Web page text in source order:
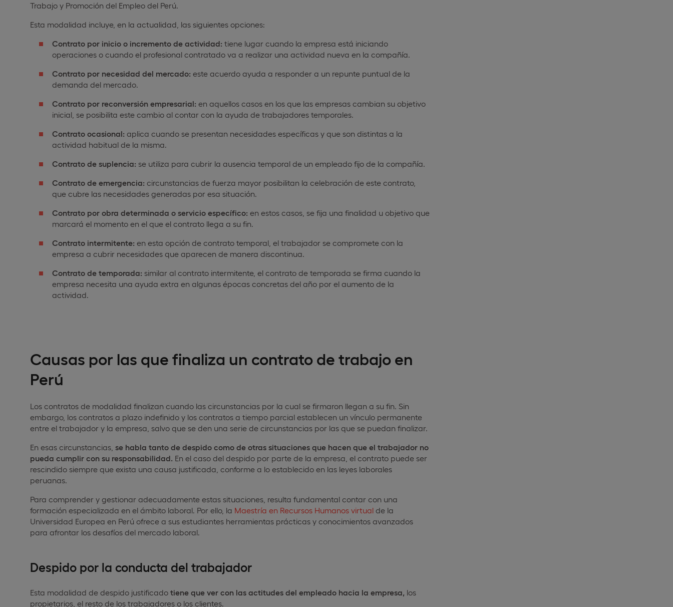
Trabajo y Promoción del Empleo del Perú.
Esta modalidad incluye, en la actualidad, las siguientes opciones:
Contrato por inicio o incremento de actividad: tiene lugar cuando la empresa está iniciando
operaciones o cuando el profesional contratado va a realizar una actividad nueva en la compañía.
Contrato por necesidad del mercado: este acuerdo ayuda a responder a un repunte puntual de la
demanda del mercado.
Contrato por reconversión empresarial: en aquellos casos en los que las empresas cambian su objetivo
inicial, se posibilita este cambio al contar con la ayuda de trabajadores temporales.
Contrato ocasional: aplica cuando se presentan necesidades específicas y que son distintas a la
actividad habitual de la misma.
Contrato de suplencia: se utiliza para cubrir la ausencia temporal de un empleado fijo de la compañía.
Contrato de emergencia: circunstancias de fuerza mayor posibilitan la celebración de este contrato,
que cubre las necesidades generadas por esa situación.
Contrato por obra determinada o servicio específico: en estos casos, se fija una finalidad u objetivo que
marcará el momento en el que el contrato llega a su fin.
Contrato intermitente: en esta opción de contrato temporal, el trabajador se compromete con la
empresa a cubrir necesidades que aparecen de manera discontinua.
Contrato de temporada: similar al contrato intermitente, el contrato de temporada se firma cuando la
empresa necesita una ayuda extra en algunas épocas concretas del año por el aumento de la
actividad.
Causas por las que finaliza un contrato de trabajo en
Perú
Los contratos de modalidad finalizan cuando las circunstancias por la cual se firmaron llegan a su fin. Sin
embargo, los contratos a plazo indefinido y los contratos a tiempo parcial establecen un vínculo permanente
entre el trabajador y la empresa, salvo que se den una serie de circunstancias por las que se puedan finalizar.
En esas circunstancias, se habla tanto de despido como de otras situaciones que hacen que el trabajador no
pueda cumplir con su responsabilidad. En el caso del despido por parte de la empresa, el contrato puede ser
rescindido siempre que exista una causa justificada, conforme a lo establecido en las leyes laborales
peruanas.
Para comprender y gestionar adecuadamente estas situaciones, resulta fundamental contar con una
formación especializada en el ámbito laboral. Por ello, la Maestría en Recursos Humanos virtual de la
Universidad Europea en Perú ofrece a sus estudiantes herramientas prácticas y conocimientos avanzados
para afrontar los desafíos del mercado laboral.
Despido por la conducta del trabajador
Esta modalidad de despido justificado tiene que ver con las actitudes del empleado hacia la empresa, los
propietarios, el resto de los trabajadores o los clientes.